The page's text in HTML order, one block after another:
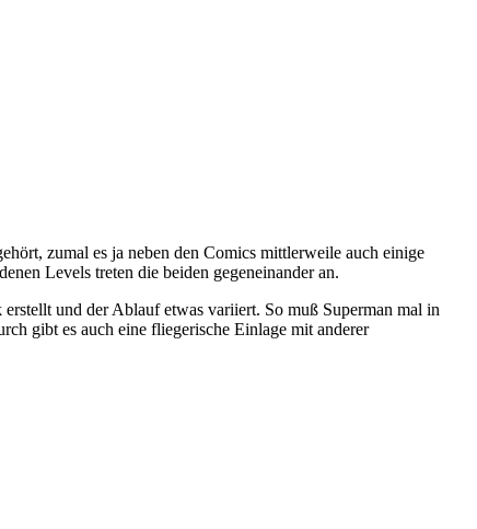
zumal es ja neben den Comics mittlerweile auch einige
Levels treten die beiden gegeneinander an.
und der Ablauf etwas variiert. So muß Superman mal in
gibt es auch eine fliegerische Einlage mit anderer